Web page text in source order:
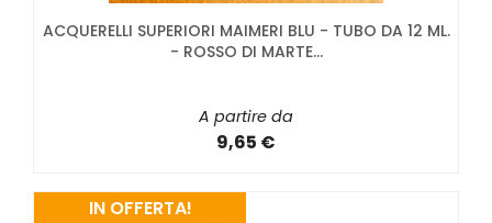
ACQUERELLI SUPERIORI MAIMERI BLU - TUBO DA 12 ML.
- ROSSO DI MARTE...
A partire da
9,65 €
IN OFFERTA!